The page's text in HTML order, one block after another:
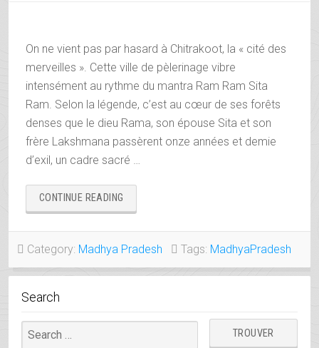
On ne vient pas par hasard à Chitrakoot, la « cité des
merveilles ». Cette ville de pèlerinage vibre
intensément au rythme du mantra Ram Ram Sita
Ram. Selon la légende, c’est au cœur de ses forêts
denses que le dieu Rama, son épouse Sita et son
frère Lakshmana passèrent onze années et demie
d’exil, un cadre sacré …
CONTINUE READING
LA
MERVEILLES
DE
Category: Madhya Pradesh Tags: MadhyaPradesh
Search